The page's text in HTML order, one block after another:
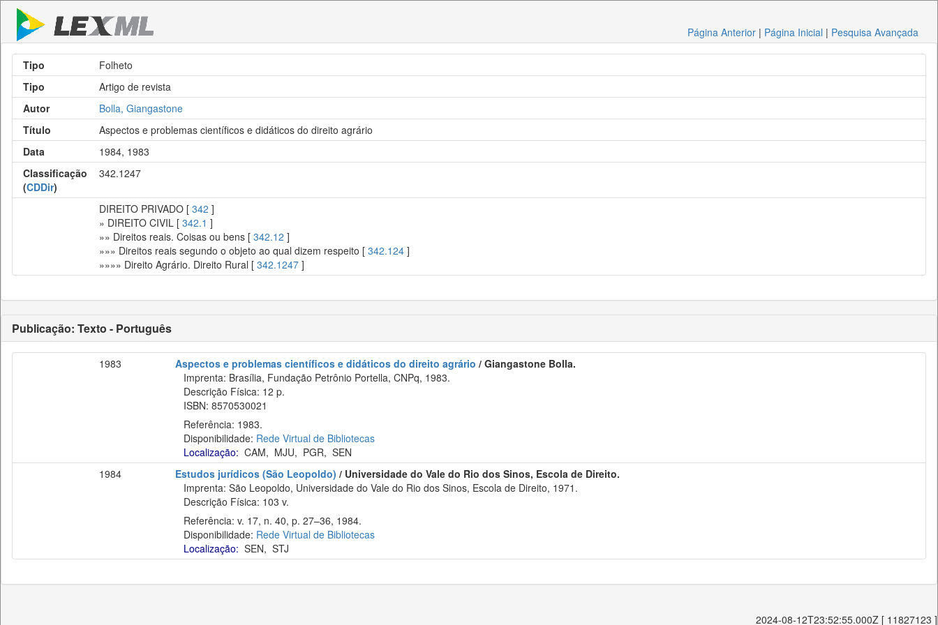
Página Anterior | Página Inicial | Pesquisa Avançada
Tipo
Folheto
Tipo
Artigo de revista
Autor
Bolla, Giangastone
Título
Aspectos e problemas científicos e didáticos do direito agrário
Data
1984, 1983
Classificação
(CDDir)
342.1247
DIREITO PRIVADO [ 342 ]
» DIREITO CIVIL [ 342.1 ]
»» Direitos reais. Coisas ou bens [ 342.12 ]
»»» Direitos reais segundo o objeto ao qual dizem respeito [ 342.124 ]
»»»» Direito Agrário. Direito Rural [ 342.1247 ]
Publicação: Texto - Português
1983 Aspectos e problemas científicos e didáticos do direito agrário / Giangastone Bolla.
Imprenta: Brasília, Fundação Petrônio Portella, CNPq, 1983.
Descrição Física: 12 p.
ISBN: 8570530021
Referência: 1983.
Disponibilidade: Rede Virtual de Bibliotecas
Localização: CAM, MJU, PGR, SEN
1984
Estudos jurídicos (São Leopoldo) / Universidade do Vale do Rio dos Sinos, Escola de Direito.
Imprenta: São Leopoldo, Universidade do Vale do Rio dos Sinos, Escola de Direito, 1971.
Descrição Física: 103 v.
Referência: v. 17, n. 40, p. 27–36, 1984.
Disponibilidade: Rede Virtual de Bibliotecas
Localização: SEN, STJ
2024-08-12T23:52:55.000Z [ 11827123 ]